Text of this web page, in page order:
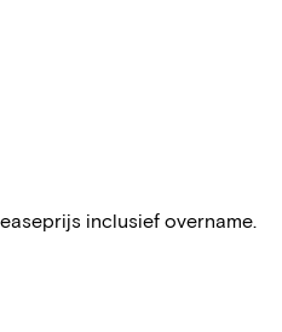
inclusief overname.